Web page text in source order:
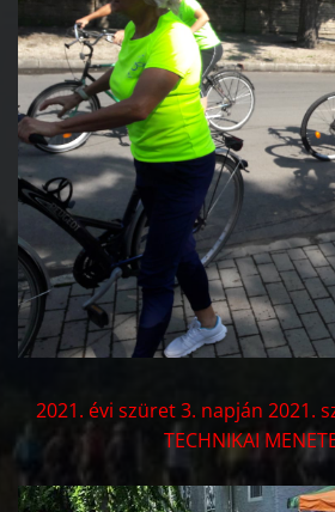
2021. évi szüret 3. napján 2021.
TECHNIKAI